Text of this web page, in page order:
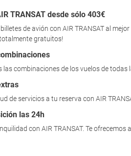
TRANSAT desde sólo 403€
de avión con AIR TRANSAT al
gratuitos!
las combinaciones de los vuelos de
de servicios a tu reserva con AIR
las 24h
con AIR TRANSAT. Te